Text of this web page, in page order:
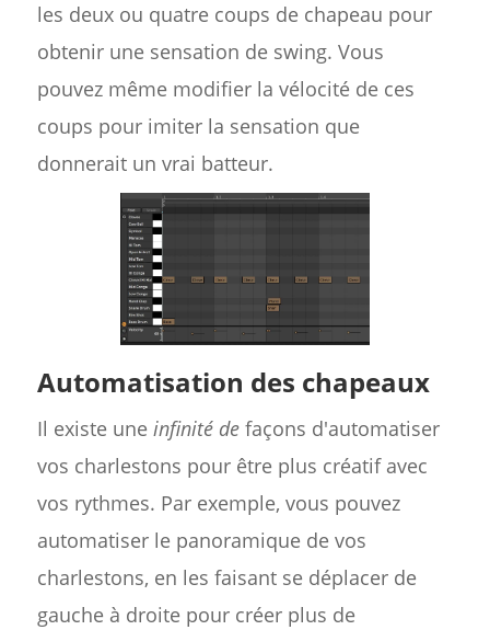
les deux ou quatre coups de chapeau pour
obtenir une sensation de swing. Vous
pouvez même modifier la vélocité de ces
coups pour imiter la sensation que
donnerait un vrai batteur.
Automatisation des chapeaux
Il existe une infinité defaçons d'automatiser
vos charlestons pour être plus créatif avec
vos rythmes. Par exemple, vous pouvez
automatiser le panoramique de vos
charlestons, en les faisant se déplacer de
gauche à droite pour créer plus de